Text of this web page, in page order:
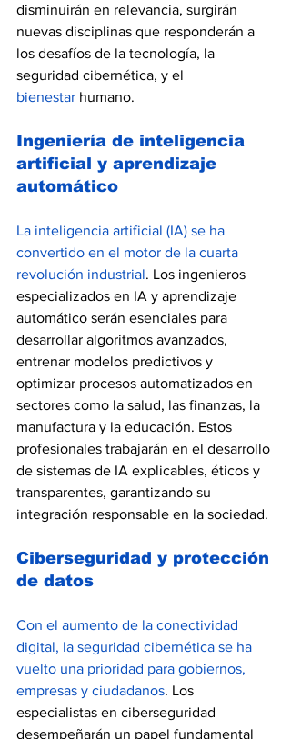
disminuirán en relevancia, surgirán
nuevas disciplinas que responderán a
los desafíos de la tecnología, la
seguridad cibernética, y el
bienestar humano.
Ingeniería de inteligencia
artificial y aprendizaje
automático
La inteligencia artificial (IA) se ha
convertido en el motor de la cuarta
revolución industrial. Los ingenieros
especializados en IA y aprendizaje
automático serán esenciales para
desarrollar algoritmos avanzados,
entrenar modelos predictivos y
optimizar procesos automatizados en
sectores como la salud, las finanzas, la
manufactura y la educación. Estos
profesionales trabajarán en el desarrollo
de sistemas de IA explicables, éticos y
transparentes, garantizando su
integración responsable en la sociedad.
Ciberseguridad y protección
de datos
Con el aumento de la conectividad
digital, la seguridad cibernética se ha
vuelto una prioridad para gobiernos,
empresas y ciudadanos. Los
especialistas en ciberseguridad
desempeñarán un papel fundamental